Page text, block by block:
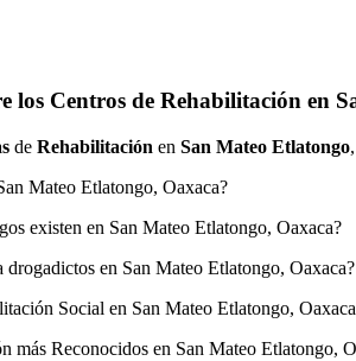
los Centros de Rehabilitación en
de Rehabilitación en San Mateo Etlatongo,
Mateo Etlatongo, Oaxaca?
existen en San Mateo Etlatongo, Oaxaca?
en San Mateo Etlatongo, Oaxaca?
Social en San Mateo Etlatongo,
más Reconocidos en San Mateo Etlatongo,